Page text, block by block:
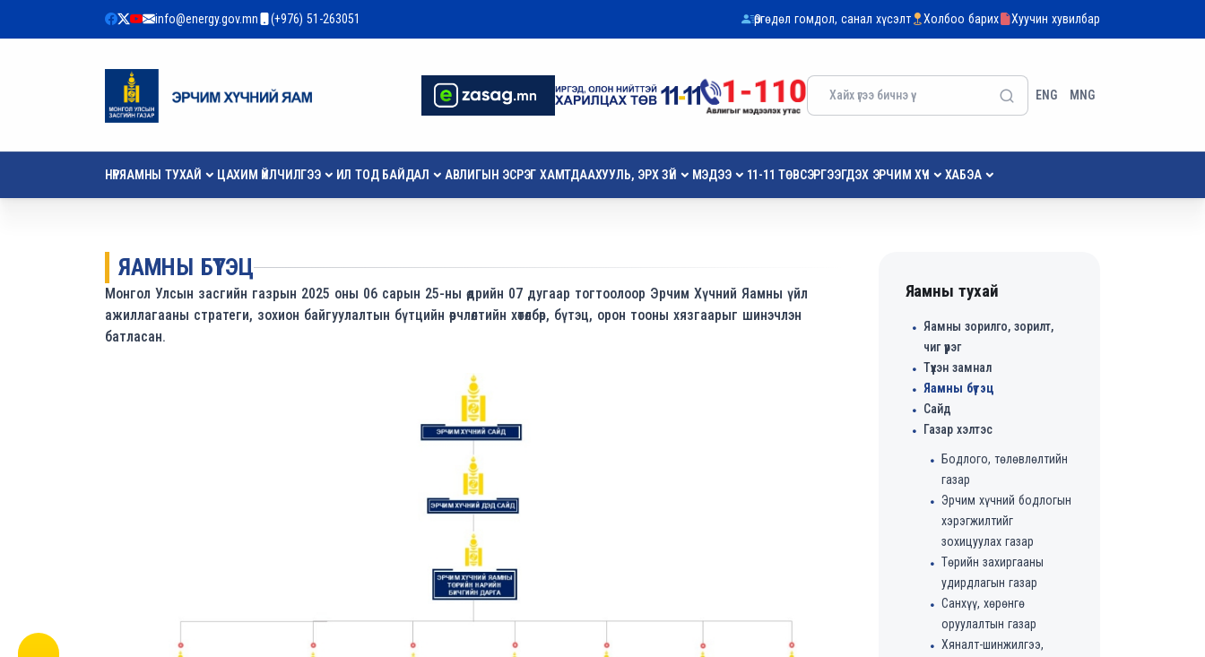
info@energy.gov.mn (+976) 51-263051 Өргөдөл гомдол, санал хүсэлт Холбоо барих Хуучин хувилбар
ENG MNG
НҮҮРЯАМНЫ ТУХАЙ ЦАХИМ ҮЙЛЧИЛГЭЭ ИЛ ТОД БАЙДАЛ АВЛИГЫН ЭСРЭГ ХАМТДААХУУЛЬ, ЭРХ ЗҮЙ МЭДЭЭ 11-11 ТӨВСЭРГЭЭГДЭХ ЭРЧИМ ХҮЧ ХАБЭА
ЯАМНЫ БҮТЭЦ
Монгол Улсын засгийн газрын 2025 оны 06 сарын 25-ны өдрийн 07 дугаар тогтоолоор Эрчим Хүчний Яамны үйл
ажиллагааны стратеги, зохион байгуулалтын бүтцийн өөрчлөлтийн хөтөлбөр, бүтэц, орон тооны хязгаарыг шинэчлэн
батласан.
Яамны тухай
Яамны зорилго, зорилт,
чиг үүрэг
Түүхэн замнал
Яамны бүтэц
Сайд
Газар хэлтэс
Бодлого, төлөвлөлтийн
газар
Эрчим хүчний бодлогын
хэрэгжилтийг
зохицуулах газар
Төрийн захиргааны
удирдлагын газар
Санхүү, хөрөнгө
оруулалтын газар
Хяналт-шинжилгээ,